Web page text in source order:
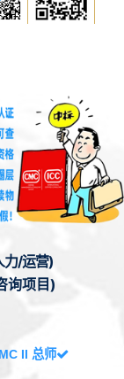
力/运营)
询项目)
II 总师